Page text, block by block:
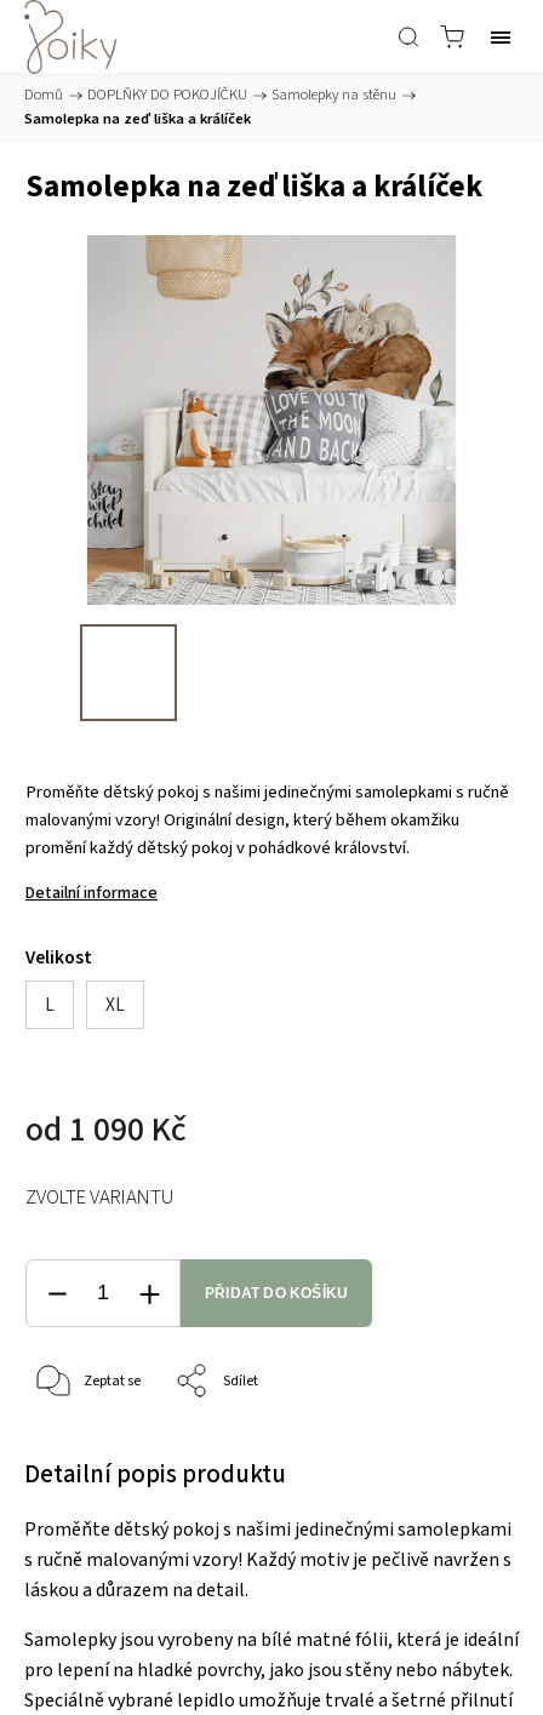
Domů / DOPLŇKY DO POKOJÍČKU / Samolepky na stěnu /
Samolepka na zeď liška a králíček
Samolepka na zeď liška a králíček
Proměňte dětský pokoj s našimi jedinečnými samolepkami s ručně
malovanými vzory! Originální design, který během okamžiku
promění každý dětský pokoj v pohádkové království.
Detailní informace
Velikost
L
XL
od 1 090 Kč
ZVOLTE VARIANTU
PŘIDAT DO KOŠÍKU
Zeptat se Sdílet
Detailní popis produktu
Proměňte dětský pokoj s našimi jedinečnými samolepkami
s ručně malovanými vzory! Každý motiv je pečlivě navržen s
láskou a důrazem na detail.
Samolepky jsou vyrobeny na bílé matné fólii, která je ideální
pro lepení na hladké povrchy, jako jsou stěny nebo nábytek.
Speciálně vybrané lepidlo umožňuje trvalé a šetrné přilnutí